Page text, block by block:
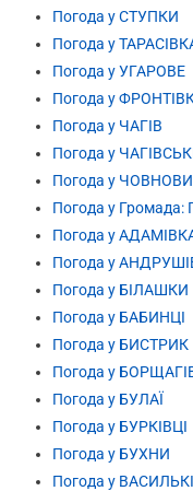
Погода у СТУПКИ
Погода у
Погода у УГАРОВЕ
Погода у
Погода у ЧАГІВ
Погода у
Погода у
Погода у Громада:
Погода у
Погода у
Погода у БІЛАШКИ
Погода у БАБИНЦІ
Погода у БИСТРИК
Погода у
Погода у БУЛАЇ
Погода у БУРКІВЦІ
Погода у БУХНИ
Погода у